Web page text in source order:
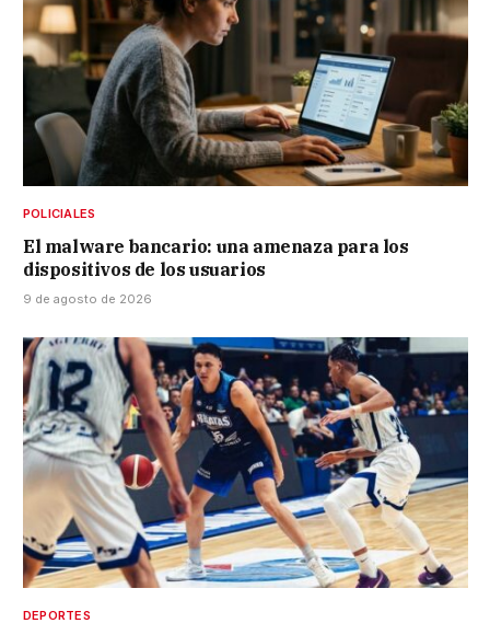
POLICIALES
El malware bancario: una amenaza para los
dispositivos de los usuarios
9 de agosto de 2026
DEPORTES